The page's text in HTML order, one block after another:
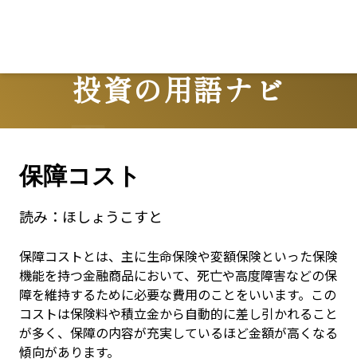
投資の用語ナビ
Terms
保障コスト
読み： ほしょうこすと
保障コストとは、主に生命保険や変額保険といった保険
機能を持つ金融商品において、死亡や高度障害などの保
障を維持するために必要な費用のことをいいます。この
コストは保険料や積立金から自動的に差し引かれること
が多く、保障の内容が充実しているほど金額が高くなる
傾向があります。